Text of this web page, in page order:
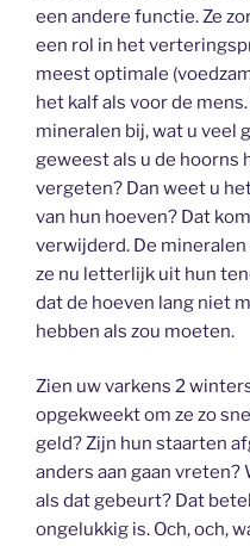
een andere functie. Ze
een rol in het
meest optimale
het kalf als voor de
mineralen bij, wat u veel
geweest als u de hoorns
vergeten? Dan weet u
van hun hoeven? Dat
verwijderd. De
ze nu letterlijk uit hun
dat de hoeven lang niet
hebben als zou moeten.
Zien uw varkens 2
opgekweekt om ze zo
geld? Zijn hun staarten
anders aan gaan
als dat gebeurt? Dat
ongelukkig is. Och, och,